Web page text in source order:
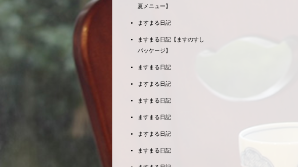
夏メニュー】
ますまる日記
ますまる日記【ますのすし
パッケージ】
ますまる日記
ますまる日記
ますまる日記
ますまる日記
ますまる日記
ますまる日記